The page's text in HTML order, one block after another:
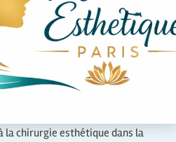
la chirurgie esthétique dans la